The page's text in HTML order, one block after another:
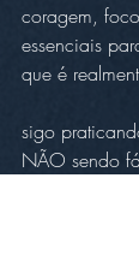
coragem,
essenciais
que é
sigo
NÃO sendo